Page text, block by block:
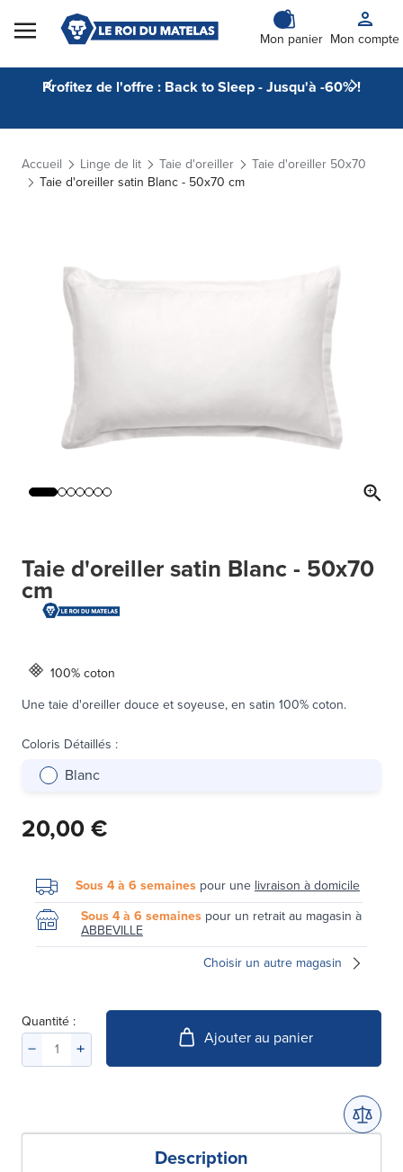
Skip to Content
Mon panier Mon compte
Profitez de l'offre : Back to Sleep - Jusqu'à -60% !
Accueil Linge de lit Taie d'oreiller
Taie d'oreiller 50x70
Taie d'oreiller satin Blanc - 50x70 cm
Taie d'oreiller satin Blanc - 50x70
cm
100% coton
Une taie d'oreiller douce et soyeuse, en satin 100% coton.
Coloris Détaillés :
Blanc
20,00 €
Sous 4 à 6 semaines pour une livraison à domicile
Sous 4 à 6 semaines pour un retrait au magasin à
ABBEVILLE
Choisir un autre magasin
Quantité :
Ajouter au panier
Description